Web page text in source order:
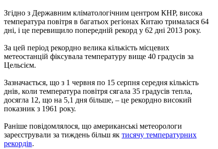
Згідно з Державним кліматологічним центром КНР, висока
температура повітря в багатьох регіонах Китаю трималася 64
дні, і це перевищило попередній рекорд у 62 дні 2013 року.
За цей період рекордно велика кількість місцевих
метеостанцій фіксувала температуру вище 40 градусів за
Цельсієм.
Зазначається, що з 1 червня по 15 серпня середня кількість
днів, коли температура повітря сягала 35 градусів тепла,
досягла 12, що на 5,1 дня більше, – це рекордно високий
показник з 1961 року.
Раніше повідомлялося, що американські метеорологи
зареєстрували за тиждень більш як тисячу температурних
рекордів.